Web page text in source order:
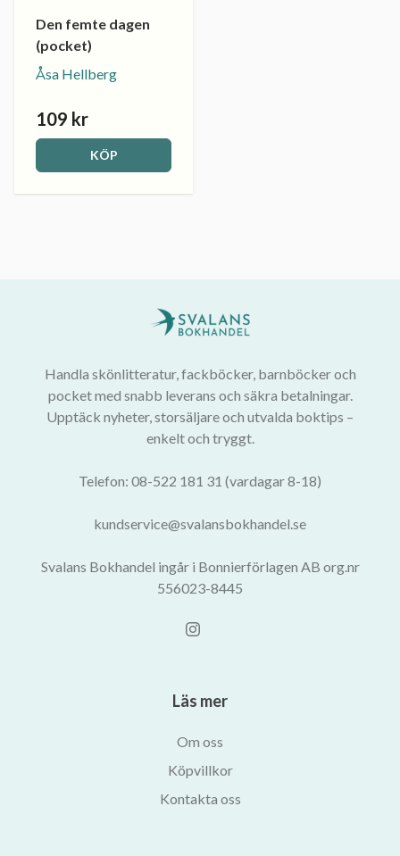
Den femte dagen
(pocket)
Åsa Hellberg
109 kr
KÖP
Handla skönlitteratur, fackböcker, barnböcker och
pocket med snabb leverans och säkra betalningar.
Upptäck nyheter, storsäljare och utvalda boktips –
enkelt och tryggt.
Telefon: 08-522 181 31 (vardagar 8-18)
kundservice@svalansbokhandel.se
Svalans Bokhandel ingår i Bonnierförlagen AB org.nr
556023-8445
Läs mer
Om oss
Köpvillkor
Kontakta oss